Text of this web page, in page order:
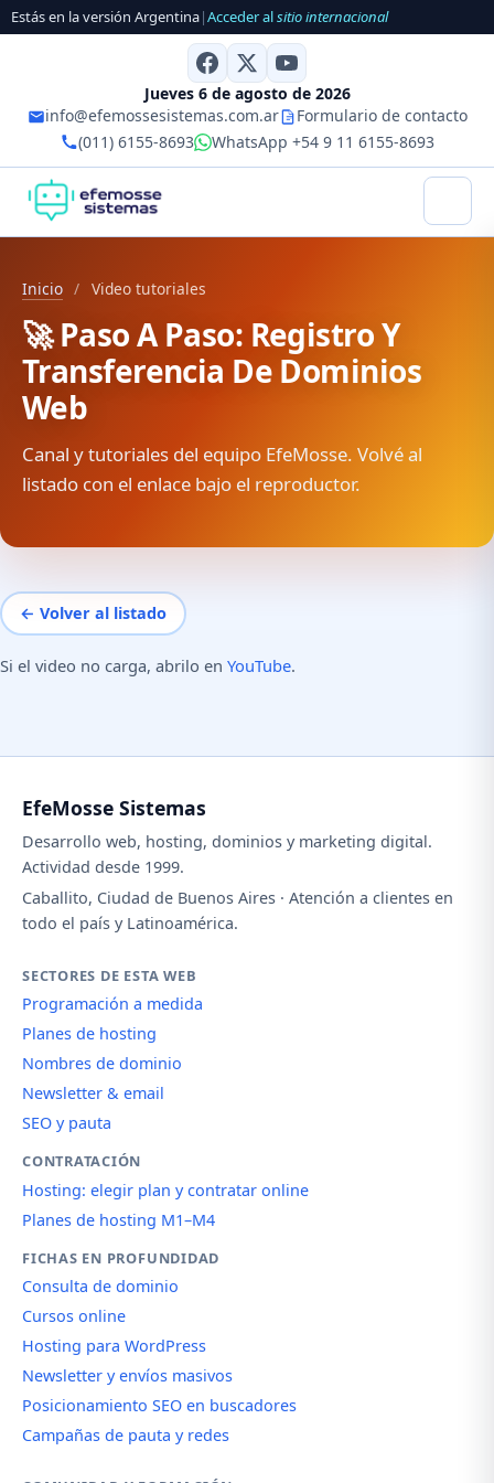
Estás en la versión Argentina|Acceder alsitio internacional
Jueves 6 de agosto de 2026
info@efemossesistemas.com.ar
Formulario de contacto
(011) 6155-8693
WhatsApp +54 9 11 6155-8693
Inicio / Video tutoriales
🚀 Paso A Paso: Registro Y
Transferencia De Dominios
Web
Canal y tutoriales del equipo EfeMosse. Volvé al
listado con el enlace bajo el reproductor.
← Volver al listado
Si el video no carga, abrilo en YouTube.
EfeMosse Sistemas
Desarrollo web, hosting, dominios y marketing digital.
Actividad desde 1999.
Caballito, Ciudad de Buenos Aires · Atención a clientes en
todo el país y Latinoamérica.
SECTORES DE ESTA WEB
Programación a medida
Planes de hosting
Nombres de dominio
Newsletter & email
SEO y pauta
CONTRATACIÓN
Hosting: elegir plan y contratar online
Planes de hosting M1–M4
FICHAS EN PROFUNDIDAD
Consulta de dominio
Cursos online
Hosting para WordPress
Newsletter y envíos masivos
Posicionamiento SEO en buscadores
Campañas de pauta y redes